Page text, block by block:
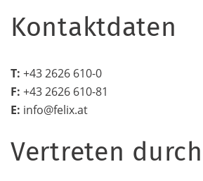
Kontaktdaten
T: +43 2626 610-0
F: +43 2626 610-81
E: info@felix.at
Vertreten durch